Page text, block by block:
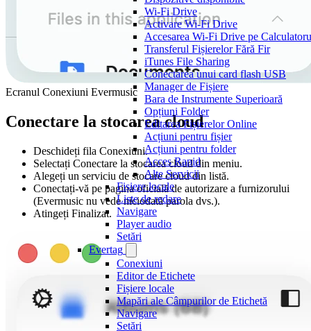
Wi-Fi Drive
Activare Wi-Fi Drive
Accesarea Wi-Fi Drive pe
Transferul Fișierelor Fără Fir
iTunes File Sharing
Conectarea unui card flash USB
Manager de Fișiere
Bara de Instrumente Superioară
Opțiuni Folder
Editarea Fișierelor Online
Acțiuni pentru fișier
Acțiuni pentru folder
Acces Rapid
Alte Servicii
Fișiere locale
Liste de redare
Navigare
Player audio
Setări
Evertag
Conexiuni
Editor de Etichete
Fișiere locale
Mapări ale Câmpurilor de Etichetă
Navigare
Setări
Ecranul Conexiuni Evermusic
Conectare la stocarea cloud
Deschideți fila Conexiuni.
Selectați Conectare la stocarea cloud din meniu.
Alegeți un serviciu de stocare cloud din listă.
Conectați-vă pe pagina oficială de autorizare a furnizorului
(Evermusic nu vede niciodată parola dvs.).
Atingeți Finalizat.